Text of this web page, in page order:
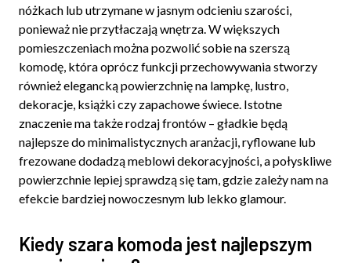
nóżkach lub utrzymane w jasnym odcieniu szarości,
ponieważ nie przytłaczają wnętrza. W większych
pomieszczeniach można pozwolić sobie na szerszą
komodę, która oprócz funkcji przechowywania stworzy
również elegancką powierzchnię na lampkę, lustro,
dekoracje, książki czy zapachowe świece. Istotne
znaczenie ma także rodzaj frontów – gładkie będą
najlepsze do minimalistycznych aranżacji, ryflowane lub
frezowane dodadzą meblowi dekoracyjności, a połyskliwe
powierzchnie lepiej sprawdzą się tam, gdzie zależy nam na
efekcie bardziej nowoczesnym lub lekko glamour.
Kiedy szara komoda jest najlepszym